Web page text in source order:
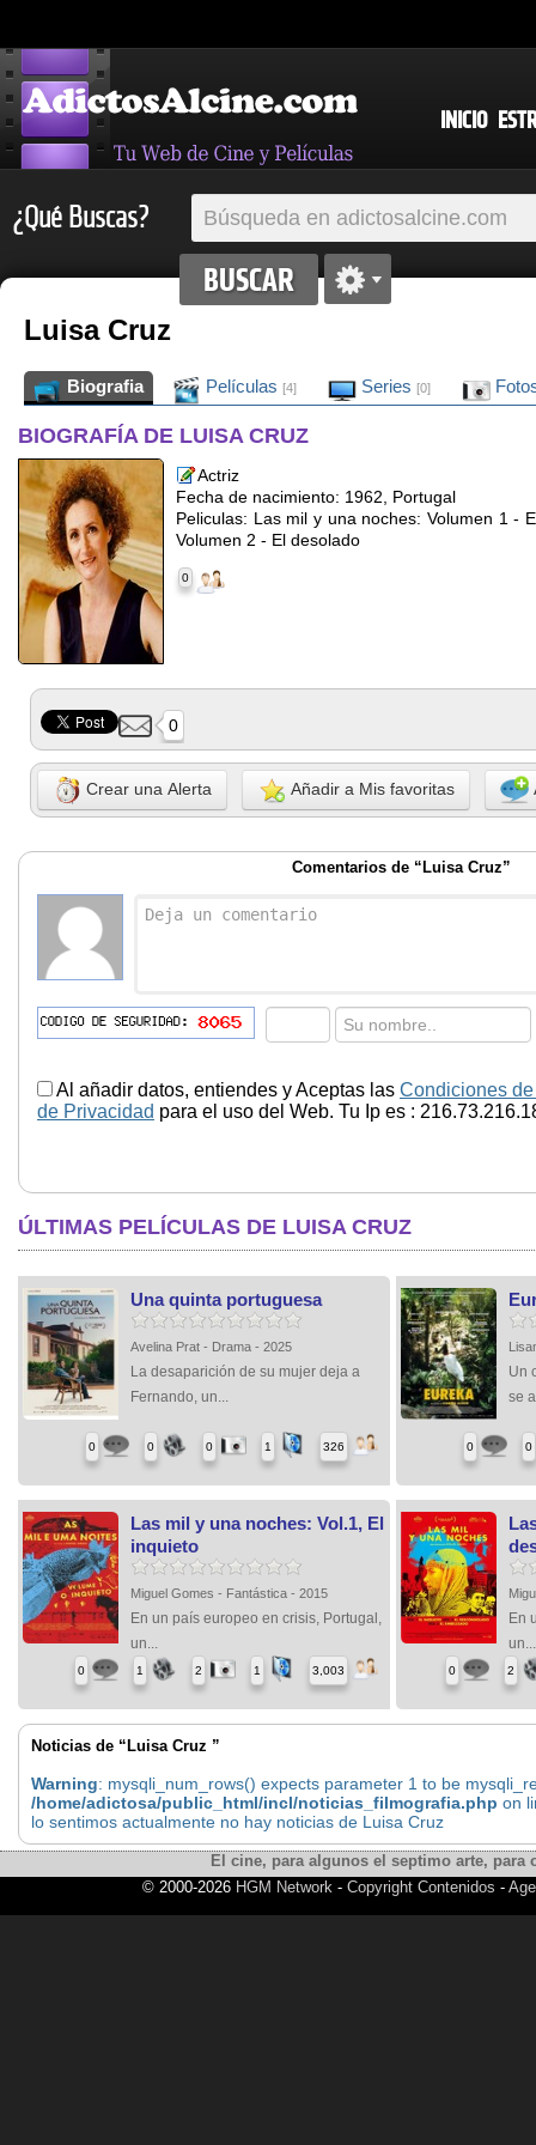
INICIO
¿Qué Buscas?
Luisa Cruz
Biografia Películas [4] Series [0]
BIOGRAFÍA DE LUISA CRUZ
Actriz
Fecha de nacimiento: 1962, Portugal
Peliculas: Las mil y una noches: Volumen 1 -
Volumen 2 - El desolado
0
0
Crear una Alerta Añadir a Mis favoritas
Comentarios de “Luisa Cruz”
Al añadir datos, entiendes y Aceptas las Condiciones
de Privacidad para el uso del Web. Tu Ip es :
ÚLTIMAS PELÍCULAS DE LUISA CRUZ
Una quinta portuguesa
Avelina Prat - Drama - 2025
La desaparición de su mujer deja a
Fernando, un...
0 0 0 1 326
Un
se
0 0
Las mil y una noches: Vol.1, El
inquieto
Miguel Gomes - Fantástica - 2015
En un país europeo en crisis, Portugal,
un...
0 1 2 1 3,003
En
un...
0 2
Noticias de “Luisa Cruz ”
Warning: mysqli_num_rows() expects parameter 1 to be
/home/adictosa/public_html/incl/noticias_filmografia.php on
lo sentimos actualmente no hay noticias de Luisa Cruz
El cine, para algunos el septimo arte,
© 2000-2026 HGM Network- Copyright Contenidos -